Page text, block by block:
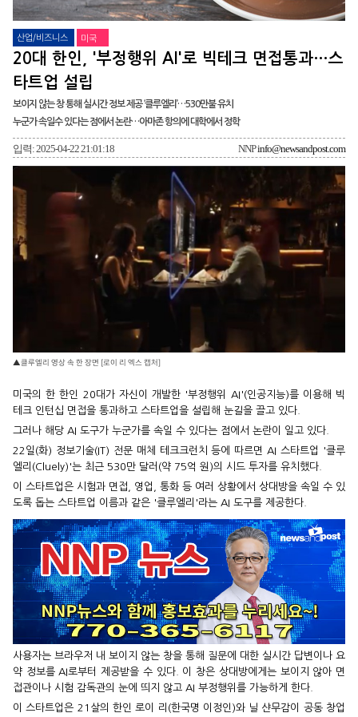
산업/비즈니스 미국
20대 한인, '부정행위 AI'로 빅테크 면접통과…스
타트업 설립
보이지 않는 창 통해 실시간 정보 제공 ‘클루엘리’…530만불 유치
누군가 속일수 있다는 점에서 논란…아마존 항의에 대학에서 정학
입력: 2025-04-22 21:01:18 NNPinfo@newsandpost.com
▲클루엘리 영상 속 한 장면 [로이 리 엑스 캡처]
미국의 한 한인 20대가 자신이 개발한 '부정행위 AI'(인공지능)를 이용해 빅
테크 인턴십 면접을 통과하고 스타트업을 설립해 눈길을 끌고 있다.
그러나 해당 AI 도구가 누군가를 속일 수 있다는 점에서 논란이 일고 있다.
22일(화) 정보기술(IT) 전문 매체 테크크런치 등에 따르면 AI 스타트업 '클루
엘리(Cluely)'는 최근 530만 달러(약 75억 원)의 시드 투자를 유치했다.
이 스타트업은 시험과 면접, 영업, 통화 등 여러 상황에서 상대방을 속일 수 있
도록 돕는 스타트업 이름과 같은 '클루엘리'라는 AI 도구를 제공한다.
사용자는 브라우저 내 보이지 않는 창을 통해 질문에 대한 실시간 답변이나 요
약 정보를 AI로부터 제공받을 수 있다. 이 창은 상대방에게는 보이지 않아 면
접관이나 시험 감독관의 눈에 띄지 않고 AI 부정행위를 가능하게 한다.
이 스타트업은 21살의 한인 로이 리(한국명 이정인)와 닐 샨무감이 공동 창업